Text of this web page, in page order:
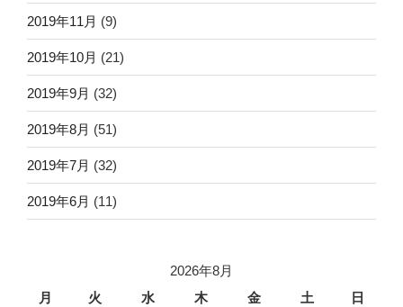
2019年11月 (9)
2019年10月 (21)
2019年9月 (32)
2019年8月 (51)
2019年7月 (32)
2019年6月 (11)
2026年8月
月
火 水 木 金 土 日